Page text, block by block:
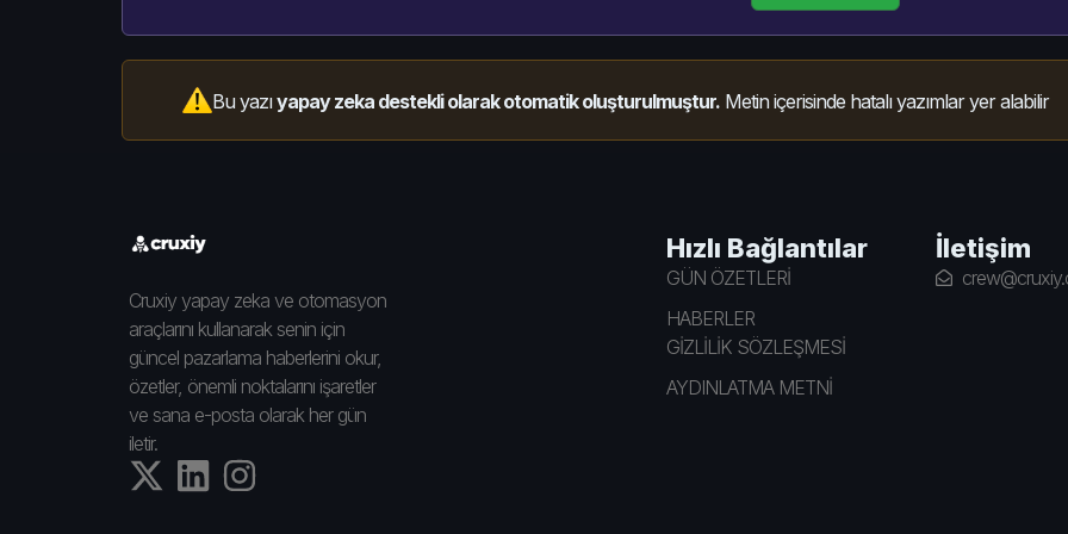
Bu yazıyapay zeka destekli olarak otomatik oluşturulmuştur. Metin içerisinde hatalı yazımlar yer alabilir
Cruxiy yapay zeka ve otomasyon
araçlarını kullanarak senin için
güncel pazarlama haberlerini okur,
özetler, önemli noktalarını işaretler
ve sana e-posta olarak her gün
iletir.
Hızlı Bağlantılar
GÜN ÖZETLERİ
HABERLER
GİZLİLİK SÖZLEŞMESİ
AYDINLATMA METNİ
İletişim